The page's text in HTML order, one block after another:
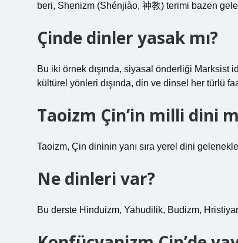
beri, Shenizm (Shénjiào, 神教) terimi bazen
Çinde dinler yasak mı?
Bu iki örnek dışında, siyasal önderliği
kültürel yönleri dışında, din ve dinsel her türlü
Taoizm Çin’in milli dini
Taoizm, Çin dininin yanı sıra yerel dini
Ne dinleri var?
Bu derste Hinduizm, Yahudilik, Budizm,